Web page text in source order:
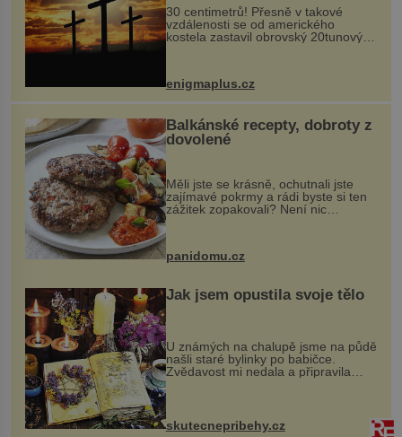
30 centimetrů! Přesně v takové
vzdálenosti se od amerického
kostela zastavil obrovský 20tunový
...
enigmaplus.cz
Balkánské recepty, dobroty z
dovolené
Měli jste se krásně, ochutnali jste
zajímavé pokrmy a rádi byste si ten
zážitek zopakovali? Není nic
snazšího. Pljeskavica (10 porcí)
Možná jste ji ochutnali na dovolené v
panidomu.cz
Jak jsem opustila svoje tělo
U známých na chalupě jsme na půdě
našli staré bylinky po babičce.
Zvědavost mi nedala a připravila
jsem si z nich lektvar… Zimní pobyt
na chalupě se pro mě vlastní vinou
změnil v děsivý zážitek, na kt...
skutecnepribehy.cz